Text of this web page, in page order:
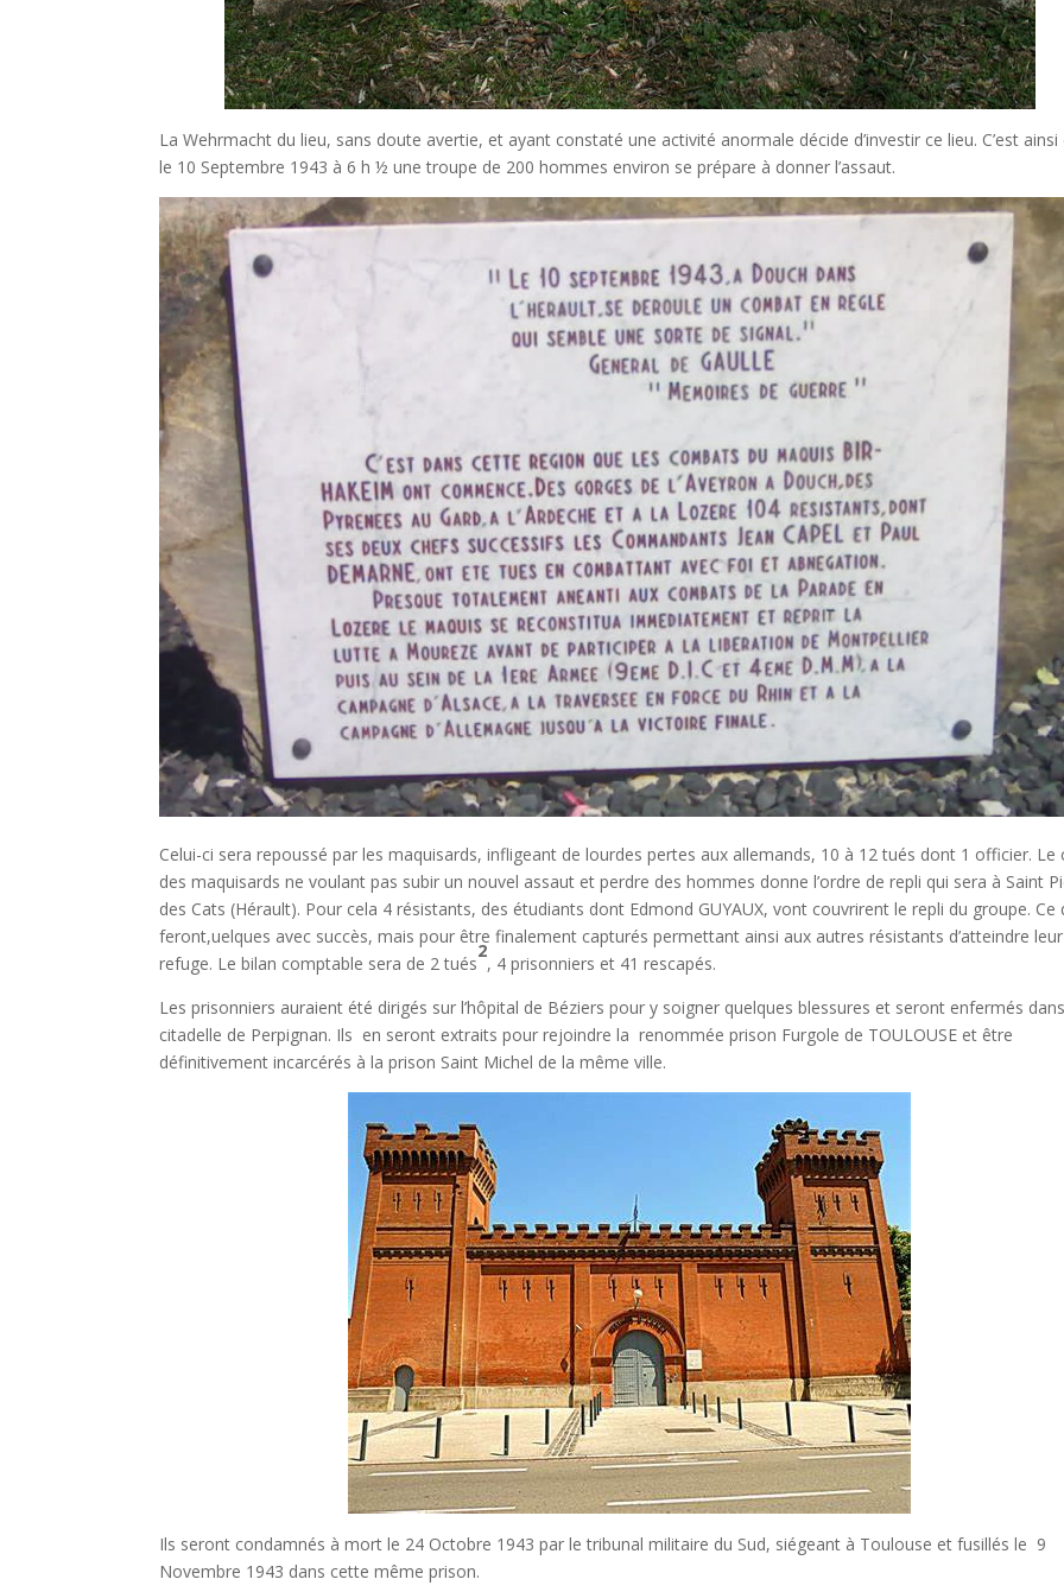
La Wehrmacht du lieu, sans doute avertie, et ayant constaté une activité anormale décide d’investir ce lieu. C’est ainsi
le 10 Septembre 1943 à 6 h ½ une troupe de 200 hommes environ se prépare à donner l’assaut.
Celui-ci sera repoussé par les maquisards, infligeant de lourdes pertes aux allemands, 10 à 12 tués dont 1 officier. Le
des maquisards ne voulant pas subir un nouvel assaut et perdre des hommes donne l’ordre de repli qui sera à Saint
des Cats (Hérault). Pour cela 4 résistants, des étudiants dont Edmond GUYAUX, vont couvrirent le repli du groupe. Ce
feront,uelques avec succès, mais pour être finalement capturés permettant ainsi aux autres résistants d’atteindre leur
refuge. Le bilan comptable sera de 2 tués
2
, 4 prisonniers et 41 rescapés.
Les prisonniers auraient été dirigés sur l’hôpital de Béziers pour y soigner quelques blessures et seront enfermés
citadelle de Perpignan. Ils en seront extraits pour rejoindre la renommée prison Furgole de TOULOUSE et être
définitivement incarcérés à la prison Saint Michel de la même ville.
Ils seront condamnés à mort le 24 Octobre 1943 par le tribunal militaire du Sud, siégeant à Toulouse et fusillés le 9
Novembre 1943 dans cette même prison.